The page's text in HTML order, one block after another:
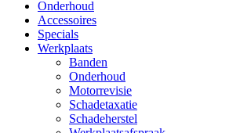
Onderhoud
Accessoires
Specials
Werkplaats
Banden
Onderhoud
Motorrevisie
Schadetaxatie
Schadeherstel